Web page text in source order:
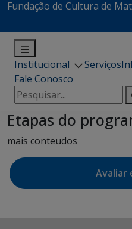
Fundação de Cultura de
Institucional Serviços
Fale Conosco
Pesquisar
por:
Etapas do
mais conteudos
Avaliar